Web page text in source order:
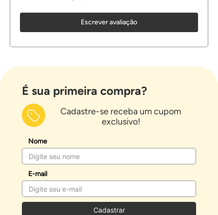
Escrever avaliação
É sua primeira compra?
Cadastre-se receba um cupom
exclusivo!
Nome
E-mail
Cadastrar